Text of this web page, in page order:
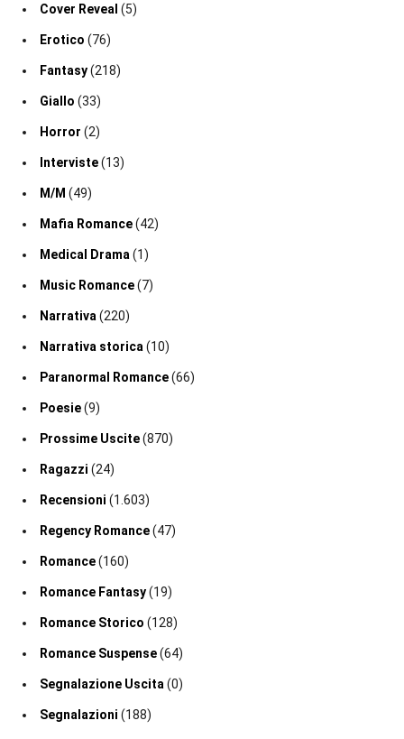
Cover Reveal (5)
Erotico (76)
Fantasy(218)
Giallo (33)
Horror (2)
Interviste(13)
M/M (49)
Mafia Romance(42)
Medical Drama (1)
Music Romance(7)
Narrativa (220)
Narrativa storica (10)
Paranormal Romance(66)
Poesie(9)
Prossime Uscite(870)
Ragazzi (24)
Recensioni (1.603)
Regency Romance(47)
Romance(160)
Romance Fantasy(19)
Romance Storico (128)
Romance Suspense(64)
Segnalazione Uscita (0)
Segnalazioni (188)